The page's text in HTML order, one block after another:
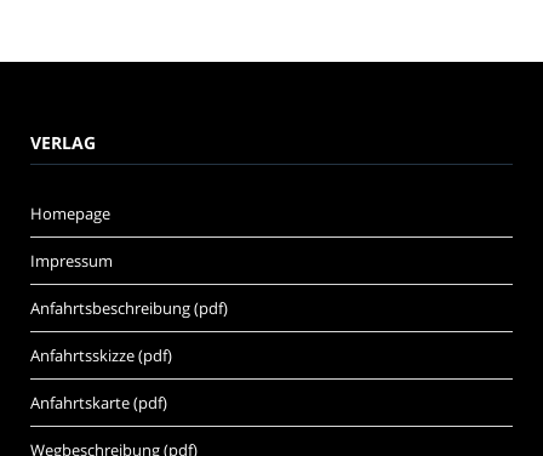
VERLAG
Homepage
Impressum
Anfahrtsbeschreibung (pdf)
Anfahrtsskizze (pdf)
Anfahrtskarte (pdf)
Wegbeschreibung (pdf)